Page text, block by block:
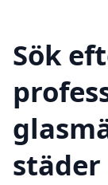
Sök
städer